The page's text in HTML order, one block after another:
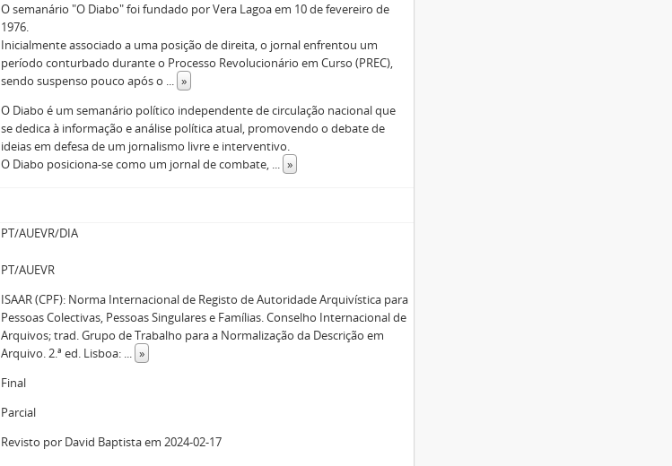
O semanário "O Diabo" foi fundado por Vera Lagoa em 10 de fevereiro de
1976.
Inicialmente associado a uma posição de direita, o jornal enfrentou um
período conturbado durante o Processo Revolucionário em Curso (PREC),
sendo suspenso pouco após o ... »
O Diabo é um semanário político independente de circulação nacional que
se dedica à informação e análise política atual, promovendo o debate de
ideias em defesa de um jornalismo livre e interventivo.
O Diabo posiciona-se como um jornal de combate, ... »
PT/AUEVR/DIA
PT/AUEVR
ISAAR (CPF): Norma Internacional de Registo de Autoridade Arquivística para
Pessoas Colectivas, Pessoas Singulares e Famílias. Conselho Internacional de
Arquivos; trad. Grupo de Trabalho para a Normalização da Descrição em
Arquivo. 2.ª ed. Lisboa: ... »
Final
Parcial
Revisto por David Baptista em 2024-02-17